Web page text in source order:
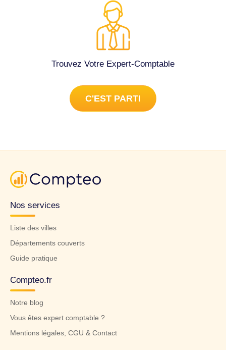
Trouvez Votre Expert-Comptable
C'EST PARTI
Nos services
Liste des villes
Départements couverts
Guide pratique
Compteo.fr
Notre blog
Vous êtes expert comptable ?
Mentions légales, CGU & Contact